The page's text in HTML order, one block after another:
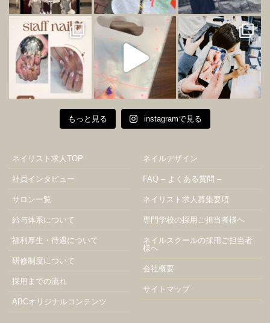
もっと見る instagramで見る
ネイリスト求人TOP
社員インタビュー
サロン一覧
給与体系について
福利厚生・待遇について
研修制度について
採用までの流れ
ABCオリジナルコンテンツ
ネイルデザイン
FAQ – よくある質問 –
ネイリスト求人募集要項
専門学校の採用ご担当者様へ
ネイルスクールの採用ご担当者
様へ
会社概要
サイトマップ